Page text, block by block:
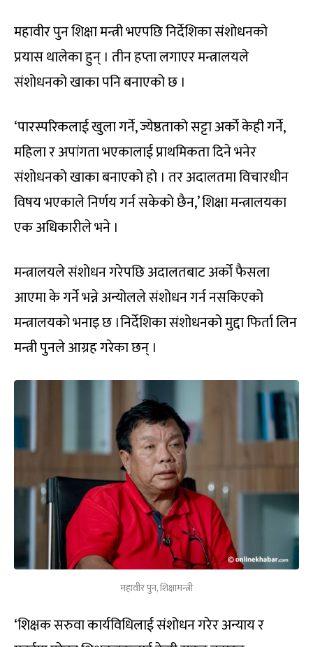
महावीर पुन शिक्षा मन्त्री भएपछि निर्देशिका संशोधनको
प्रयास थालेका हुन् । तीन हप्ता लगाएर मन्त्रालयले
संशोधनको खाका पनि बनाएको छ ।
‘पारस्परिकलाई खुला गर्ने, ज्येष्ठताको सट्टा अर्को केही गर्ने,
महिला र अपांगता भएकालाई प्राथमिकता दिने भनेर
संशोधनको खाका बनाएको हो । तर अदालतमा विचारधीन
विषय भएकाले निर्णय गर्न सकेको छैन,’ शिक्षा मन्त्रालयका
एक अधिकारीले भने ।
मन्त्रालयले संशोधन गरेपछि अदालतबाट अर्को फैसला
आएमा के गर्ने भन्ने अन्योलले संशोधन गर्न नसकिएको
मन्त्रालयको भनाइ छ ।निर्देशिका संशोधनको मुद्दा फिर्ता लिन
मन्त्री पुनले आग्रह गरेका छन् ।
महावीर पुन, शिक्षामन्त्री
‘शिक्षक सरुवा कार्यविधिलाई संशोधन गरेर अन्याय र